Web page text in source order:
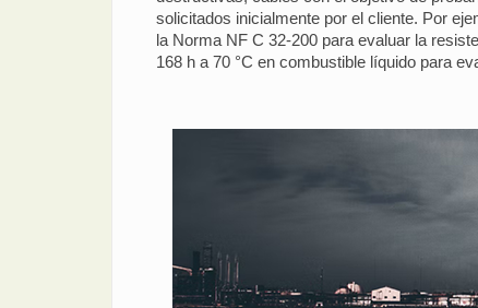
solicitados inicialmente por el cliente. Por
la Norma NF C 32-200 para evaluar la
168 h a 70 °C en combustible líquido para